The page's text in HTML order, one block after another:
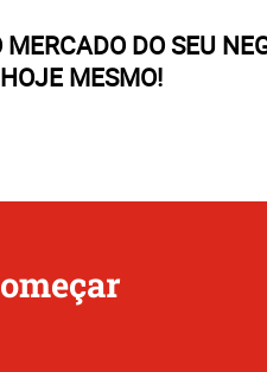
DO SEU
MESMO!